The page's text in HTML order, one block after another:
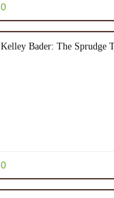
0
Kelley Bader: The Sprudge
0